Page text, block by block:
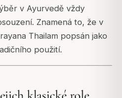
v Ayurvedě vždy
Znamená to, že v
Thailam popsán jako
použití.